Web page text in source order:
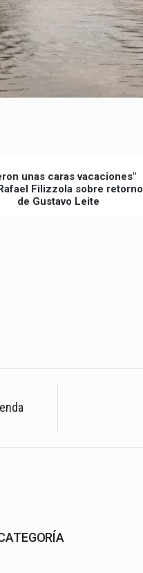
unas caras vacaciones"
Filizzola sobre retorno
de Gustavo Leite